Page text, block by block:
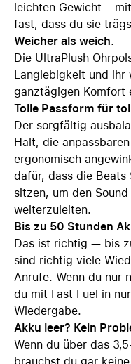
leichten Gewicht –
fast, dass du sie
Weicher als weich.
Die UltraPlush
Langlebigkeit und ihr
ganztägigen Komfort
Tolle Passform für
Der sorgfältig
Halt, die
ergonomisch
dafür, dass die
sitzen, um den
weiterzuleiten.
Bis zu 50 Stunden
Das ist richtig — bis
sind richtig viele
Anrufe. Wenn du nur
du mit Fast Fuel in
Wiedergabe.
Akku leer? Kein
Wenn du über das